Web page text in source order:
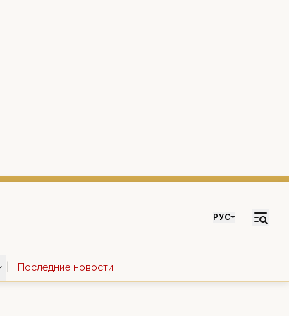
РУС
Последние новости